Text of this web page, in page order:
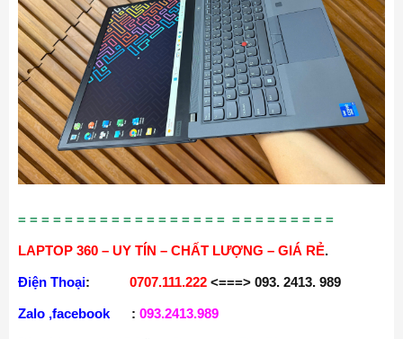
= = = = = = = = = = = = = = = = = = = = = = = = = = =
LAPTOP 360 – UY TÍN – CHẤT LƯỢNG – GIÁ RẺ.
Điện Thoại: 0707.111.222 <===> 093. 2413. 989
Zalo ,facebook : 093.2413.989